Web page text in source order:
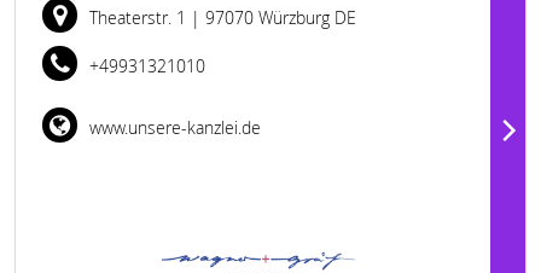
Theaterstr. 1 | 97070 Würzburg DE
+49931321010
www.unsere-kanzlei.de